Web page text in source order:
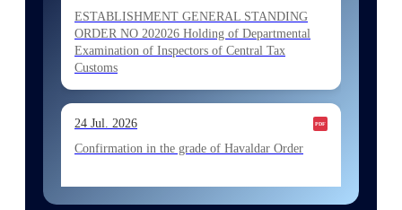
ESTABLISHMENT GENERAL STANDING
ORDER NO 202026 Holding of Departmental
Examination of Inspectors of Central Tax
Customs
24 Jul. 2026
Confirmation in the grade of Havaldar Order